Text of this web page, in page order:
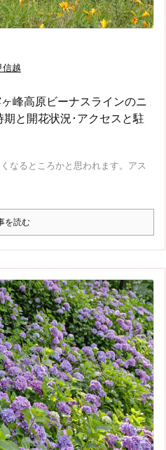
信越
峰高原ビーナスラインのニ
と開花状況･アクセスと駐
なるところかと思われます。アス
を読む